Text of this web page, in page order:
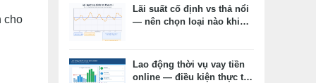
cho
Lãi suất cố định vs thả nổi
— nên chọn loại nào khi
Lao động thời vụ vay tiền
online — điều kiện thực tế,